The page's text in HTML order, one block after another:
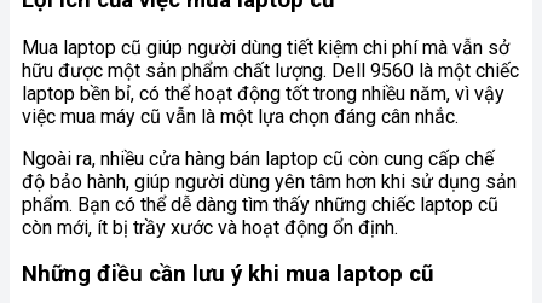
Mua laptop cũ giúp người dùng tiết kiệm chi phí mà vẫn sở
hữu được một sản phẩm chất lượng. Dell 9560 là một chiếc
laptop bền bỉ, có thể hoạt động tốt trong nhiều năm, vì vậy
việc mua máy cũ vẫn là một lựa chọn đáng cân nhắc.
Ngoài ra, nhiều cửa hàng bán laptop cũ còn cung cấp chế
độ bảo hành, giúp người dùng yên tâm hơn khi sử dụng sản
phẩm. Bạn có thể dễ dàng tìm thấy những chiếc laptop cũ
còn mới, ít bị trầy xước và hoạt động ổn định.
Những điều cần lưu ý khi mua laptop cũ